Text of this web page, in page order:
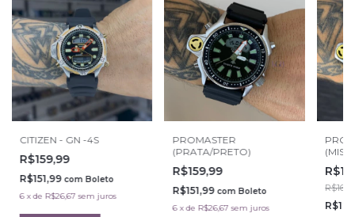
CITIZEN - GN -4S
R$159,99
R$151,99 com Boleto
6 xde R$26,67 sem juros
PROMASTER
(PRATA/PRETO)
R$159,99
R$151,99 com Boleto
6 xde R$26,67 sem juros